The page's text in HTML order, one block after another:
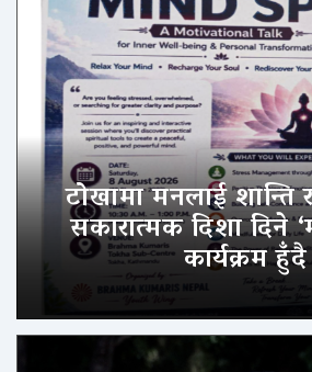
टोखामा मनलाई
सकारात्मक दिशा दिने
कार्यक्रम हुँदै